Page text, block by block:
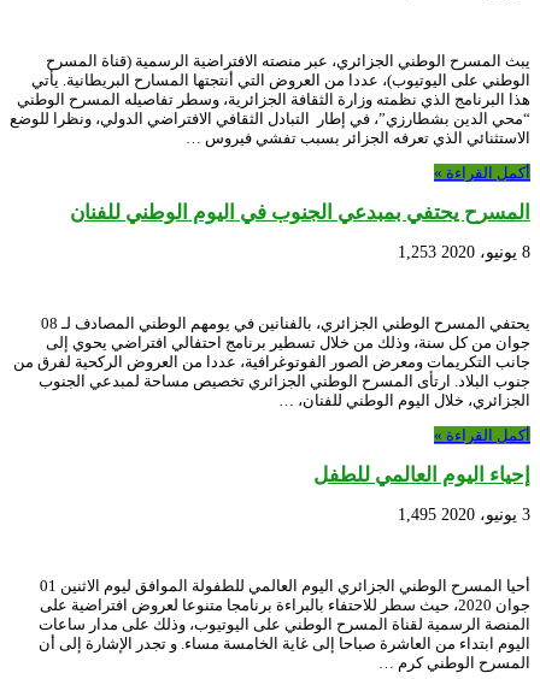
يبث المسرح الوطني الجزائري، عبر منصته الافتراضية الرسمية (قناة المسرح
الوطني على اليوتيوب)، عددا من العروض التي أنتجتها المسارح البريطانية. يأتي
هذا البرنامج الذي نظمته وزارة الثقافة الجزائرية، وسطر تفاصيله المسرح الوطني
“محي الدين بشطارزي”، في إطار التبادل الثقافي الافتراضي الدولي، ونظرا للوضع
الاستثنائي الذي تعرفه الجزائر بسبب تفشي فيروس …
أكمل القراءة »
المسرح يحتفي بمبدعي الجنوب في اليوم الوطني للفنان
8 يونيو، 2020 1,253
يحتفي المسرح الوطني الجزائري، بالفنانين في يومهم الوطني المصادف لـ 08
جوان من كل سنة، وذلك من خلال تسطير برنامج احتفالي افتراضي يحوي إلى
جانب التكريمات ومعرض الصور الفوتوغرافية، عددا من العروض الركحية لفرق من
جنوب البلاد. ارتأى المسرح الوطني الجزائري تخصيص مساحة لمبدعي الجنوب
الجزائري، خلال اليوم الوطني للفنان، …
أكمل القراءة »
إحياء اليوم العالمي للطفل
3 يونيو، 2020 1,495
أحيا المسرح الوطني الجزائري اليوم العالمي للطفولة الموافق ليوم الاثنين 01
جوان 2020، حيث سطر للاحتفاء بالبراءة برنامجا متنوعا لعروض افتراضية على
المنصة الرسمية لقناة المسرح الوطني على اليوتيوب، وذلك على مدار ساعات
اليوم ابتداء من العاشرة صباحا إلى غاية الخامسة مساء. و تجدر الإشارة إلى أن
المسرح الوطني كرم …